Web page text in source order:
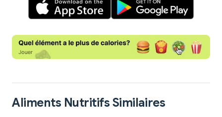
Aliments Nutritifs Similaires